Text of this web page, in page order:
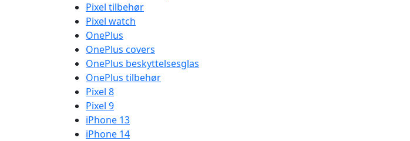
Pixel tilbehør
Pixel watch
OnePlus
OnePlus covers
OnePlus beskyttelsesglas
OnePlus tilbehør
Pixel 8
Pixel 9
iPhone 13
iPhone 14